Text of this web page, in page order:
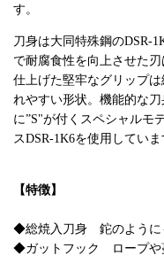
す。
刀身は大同特殊鋼のDSR-
で耐腐食性を向上させた
仕上げた堅牢なグリップ
れやすい形状。機能的な
に”S"が付くスペシャルモ
スDSR-1K6を使用していま
【特徴】
◆総焼入刀身 鉈のように
◆ガットフック ロープや